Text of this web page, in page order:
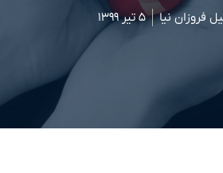
فروزان نیا ۵ تیر ۱۳۹۹